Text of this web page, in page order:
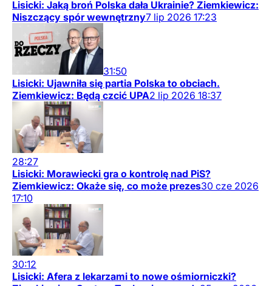
Lisicki: Jaką broń Polska dała Ukrainie? Ziemkiewicz:
Niszczący spór wewnętrzny7 lip 2026 17:23
31:50
Lisicki: Ujawniła się partia Polska to obciach.
Ziemkiewicz: Będą czcić UPA2 lip 2026 18:37
28:27
Lisicki: Morawiecki gra o kontrolę nad PiS?
Ziemkiewicz: Okaże się, co może prezes30 cze 2026
17:10
30:12
Lisicki: Afera z lekarzami to nowe ośmiorniczki?